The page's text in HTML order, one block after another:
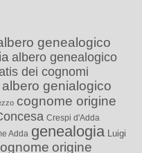
genealogico
albero genealogico
dei cognomi
albero genialogico
cognome origine
Crespi d'Adda
Adda genealogia Luigi
origine